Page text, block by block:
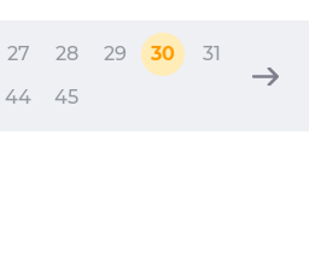
27 28 29 30
31
44 45